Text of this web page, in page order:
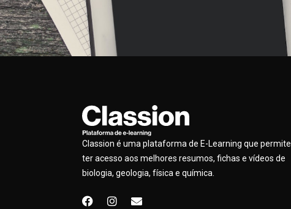
Classion é uma plataforma de E-Learning que permite
ter acesso aos melhores resumos, fichas e vídeos de
biologia, geologia, física e química.
F
I
E